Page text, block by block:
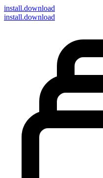
install.download
install.download